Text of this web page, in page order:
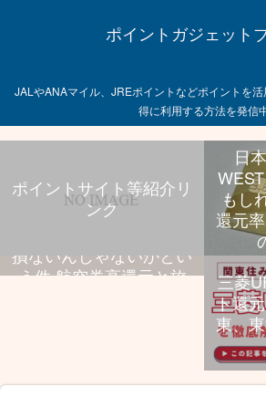
ポイントガジェット
JALやANAマイル、JREポイントなどポイントを
得に利用する方法を発信
ポイントサイト等紹介リ
ンク
日
もし
還元
飛行機乗る旅行好きなら
損ないんじゃないかとい
う件 航空券高還元と旅
三菱
ト還
東、